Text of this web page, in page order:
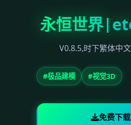
永恒世界
V0.8.5,时下繁体中
#极品建模 #视觉3D
免费下载